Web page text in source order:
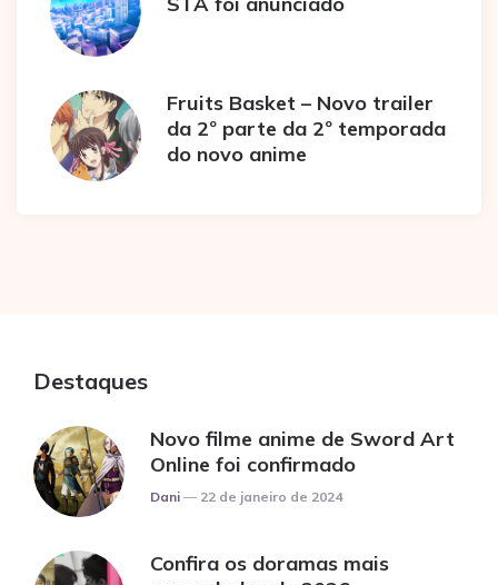
Fruits Basket – Novo trailer
da 2º parte da 2º temporada
do novo anime
Destaques
Novo filme anime de Sword Art
Online foi confirmado
Posted
Dani 22 de janeiro de 2024
Confira os doramas mais